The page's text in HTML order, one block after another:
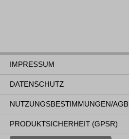
IMPRESSUM
DATENSCHUTZ
NUTZUNGSBESTIMMUNGEN/AGB
PRODUKTSICHERHEIT (GPSR)